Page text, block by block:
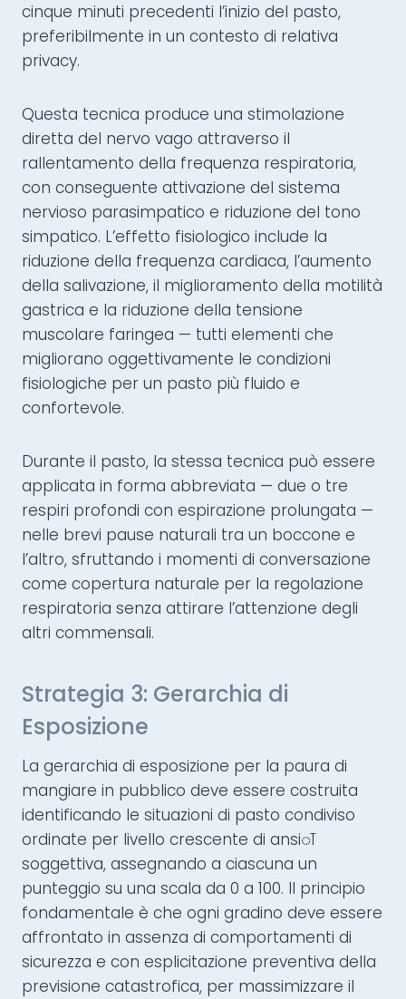
cinque minuti precedenti l’inizio del pasto,
preferibilmente in un contesto di relativa
privacy.
Questa tecnica produce una stimolazione
diretta del nervo vago attraverso il
rallentamento della frequenza respiratoria,
con conseguente attivazione del sistema
nervioso parasimpatico e riduzione del tono
simpatico. L’effetto fisiologico include la
riduzione della frequenza cardiaca, l’aumento
della salivazione, il miglioramento della motilità
gastrica e la riduzione della tensione
muscolare faringea — tutti elementi che
migliorano oggettivamente le condizioni
fisiologiche per un pasto più fluido e
confortevole.
Durante il pasto, la stessa tecnica può essere
applicata in forma abbreviata — due o tre
respiri profondi con espirazione prolungata —
nelle brevi pause naturali tra un boccone e
l’altro, sfruttando i momenti di conversazione
come copertura naturale per la regolazione
respiratoria senza attirare l’attenzione degli
altri commensali.
Strategia 3: Gerarchia di
Esposizione
La gerarchia di esposizione per la paura di
mangiare in pubblico deve essere costruita
identificando le situazioni di pasto condiviso
ordinate per livello crescente di ansiा
soggettiva, assegnando a ciascuna un
punteggio su una scala da 0 a 100. Il principio
fondamentale è che ogni gradino deve essere
affrontato in assenza di comportamenti di
sicurezza e con esplicitazione preventiva della
previsione catastrofica, per massimizzare il